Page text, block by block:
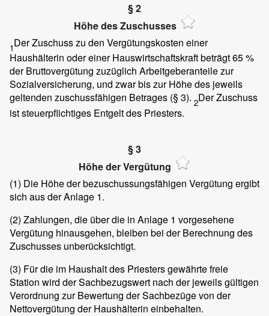
§ 2
Höhe des Zuschusses
1Der Zuschuss zu den Vergütungskosten einer
Haushälterin oder einer Hauswirtschaftskraft beträgt 65 %
der Bruttovergütung zuzüglich Arbeitgeberanteile zur
Sozialversicherung, und zwar bis zur Höhe des jeweils
geltenden zuschussfähigen Betrages (§ 3). 2Der Zuschuss
ist steuerpflichtiges Entgelt des Priesters.
§ 3
Höhe der Vergütung
(1) Die Höhe der bezuschussungsfähigen Vergütung ergibt
sich aus der Anlage 1.
(2) Zahlungen, die über die in Anlage 1 vorgesehene
Vergütung hinausgehen, bleiben bei der Berechnung des
Zuschusses unberücksichtigt.
(3) Für die im Haushalt des Priesters gewährte freie
Station wird der Sachbezugswert nach der jeweils gültigen
Verordnung zur Bewertung der Sachbezüge von der
Nettovergütung der Haushälterin einbehalten.